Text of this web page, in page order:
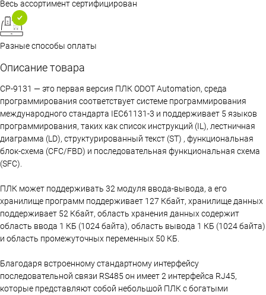
Весь ассортимент сертифицирован
Разные способы оплаты
Описание товара
CP-9131 — это первая версия ПЛК ODOT Automation, среда
программирования соответствует системе программирования
международного стандарта IEC61131-3 и поддерживает 5 языков
программирования, таких как список инструкций (IL), лестничная
диаграмма (LD), структурированный текст (ST) , функциональная
блок-схема (CFC/FBD) и последовательная функциональная схема
(SFC).
ПЛК может поддерживать 32 модуля ввода-вывода, а его
хранилище программ поддерживает 127 Кбайт, хранилище данных
поддерживает 52 Кбайт, область хранения данных содержит
область ввода 1 КБ (1024 байта), область вывода 1 КБ (1024 байта)
и область промежуточных переменных 50 КБ.
Благодаря встроенному стандартному интерфейсу
последовательной связи RS485 он имеет 2 интерфейса RJ45,
которые представляют собой небольшой ПЛК с богатыми